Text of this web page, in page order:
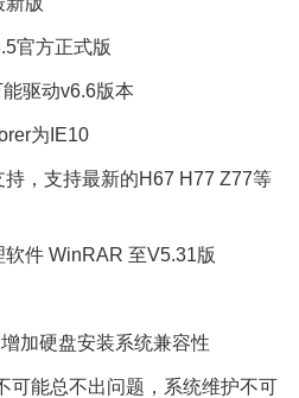
官方正式版
驱动v6.6版本
为IE10
，支持最新的H67 H77 Z77等
件 WinRAR 至V5.31版
硬盘安装系统兼容性
能总不出问题，系统维护不可